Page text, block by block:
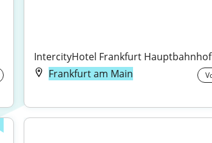
IntercityHotel Frankfurt Hauptbahnhof
Frankfurt am Main